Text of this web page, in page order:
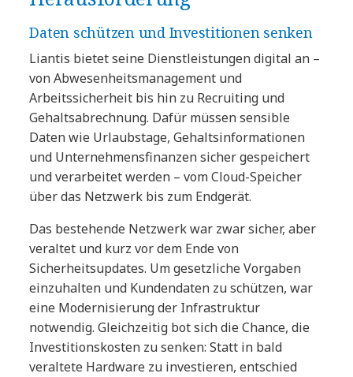
Daten schützen und Investitionen senken
Liantis bietet seine Dienstleistungen digital an –
von Abwesenheitsmanagement und
Arbeitssicherheit bis hin zu Recruiting und
Gehaltsabrechnung. Dafür müssen sensible
Daten wie Urlaubstage, Gehaltsinformationen
und Unternehmensfinanzen sicher gespeichert
und verarbeitet werden – vom Cloud-Speicher
über das Netzwerk bis zum Endgerät.
Das bestehende Netzwerk war zwar sicher, aber
veraltet und kurz vor dem Ende von
Sicherheitsupdates. Um gesetzliche Vorgaben
einzuhalten und Kundendaten zu schützen, war
eine Modernisierung der Infrastruktur
notwendig. Gleichzeitig bot sich die Chance, die
Investitionskosten zu senken: Statt in bald
veraltete Hardware zu investieren, entschied